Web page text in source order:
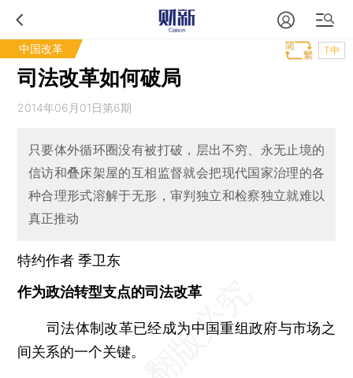
中国改革 T中
司法改革如何破局
2014年06月01日第6期
只要体外循环圈没有被打破，层出不穷、永无止境的
信访和叠床架屋的互相监督就会把现代国家治理的各
种合理形式溶解于无形，审判独立和检察独立就难以
真正推动
特约作者 季卫东
作为政治转型支点的司法改革
司法体制改革已经成为中国重组政府与市场之
间关系的一个关键。